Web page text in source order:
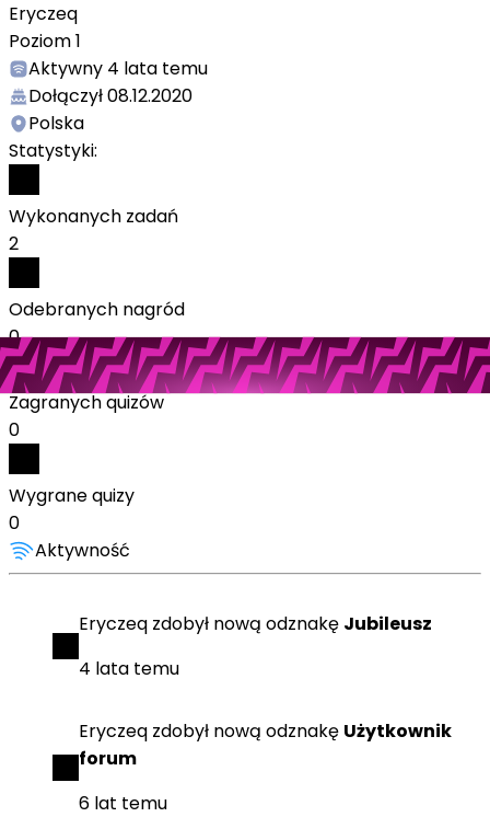
Eryczeq
Poziom1
Aktywny 4 lata temu
Dołączył08.12.2020
Polska
Statystyki:
Wykonanych zadań
2
Odebranych nagród
0
Zagranych quizów
0
Wygrane quizy
0
Aktywność
Eryczeq zdobył nową odznakę Jubileusz
4 lata temu
Eryczeq zdobył nową odznakę Użytkownik
forum
6 lat temu